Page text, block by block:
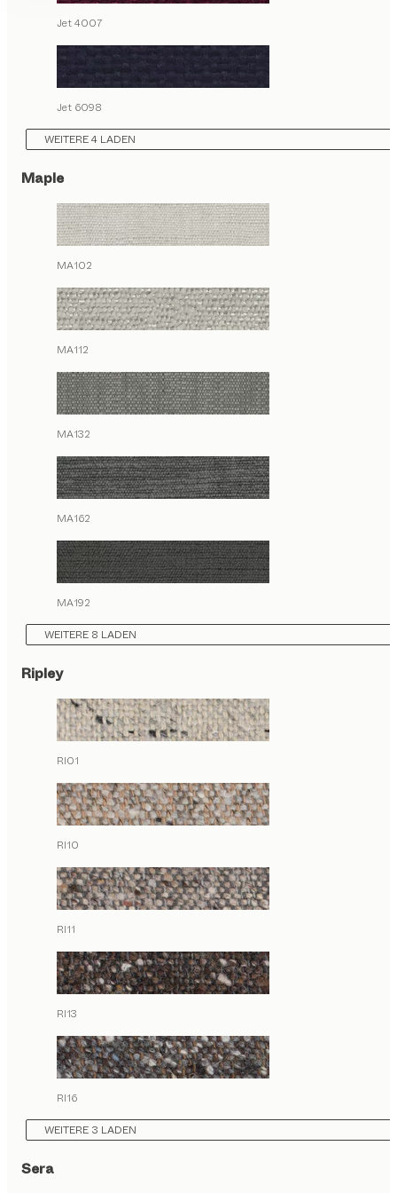
Jet 4007
Jet 6098
WEITERE 4 LADEN
Maple
MA102
MA112
MA132
MA162
MA192
WEITERE 8 LADEN
Ripley
RI01
RI10
RI11
RI13
RI16
WEITERE 3 LADEN
Sera